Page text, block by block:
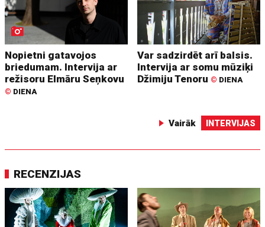
Nopietni gatavojos
briedumam. Intervija ar
režisoru Elmāru Seņkovu
© DIENA
Var sadzirdēt arī balsis.
Intervija ar somu mūziķi
Džimiju Tenoru © DIENA
Vairāk INTERVIJAS
RECENZIJAS